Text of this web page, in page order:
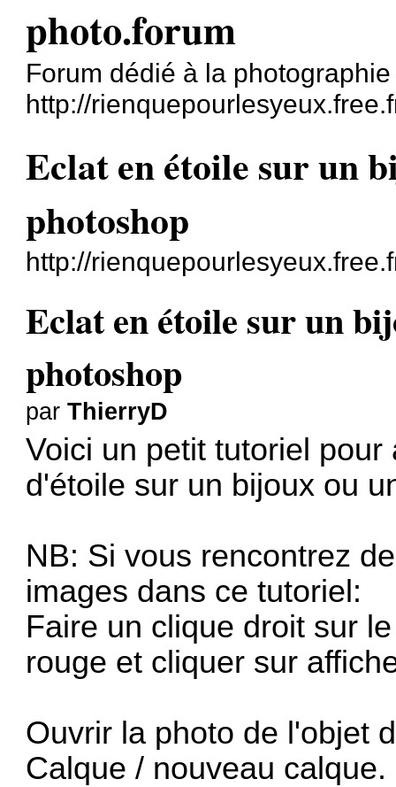
photo.forum
Forum dédié à la photographie
http://
Eclat en étoile sur un
photoshop
http://
Eclat en étoile sur un
photoshop
parThierryD
Voici un petit tutoriel
d'étoile sur un bijoux ou
NB: Si vous rencontrez
images dans ce tutoriel:
Faire un clique droit sur
rouge et cliquer sur
Ouvrir la photo de l'objet
Calque / nouveau calque.